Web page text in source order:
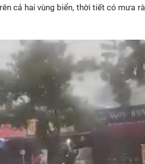
cả hai vùng biển, thời tiết có mưa